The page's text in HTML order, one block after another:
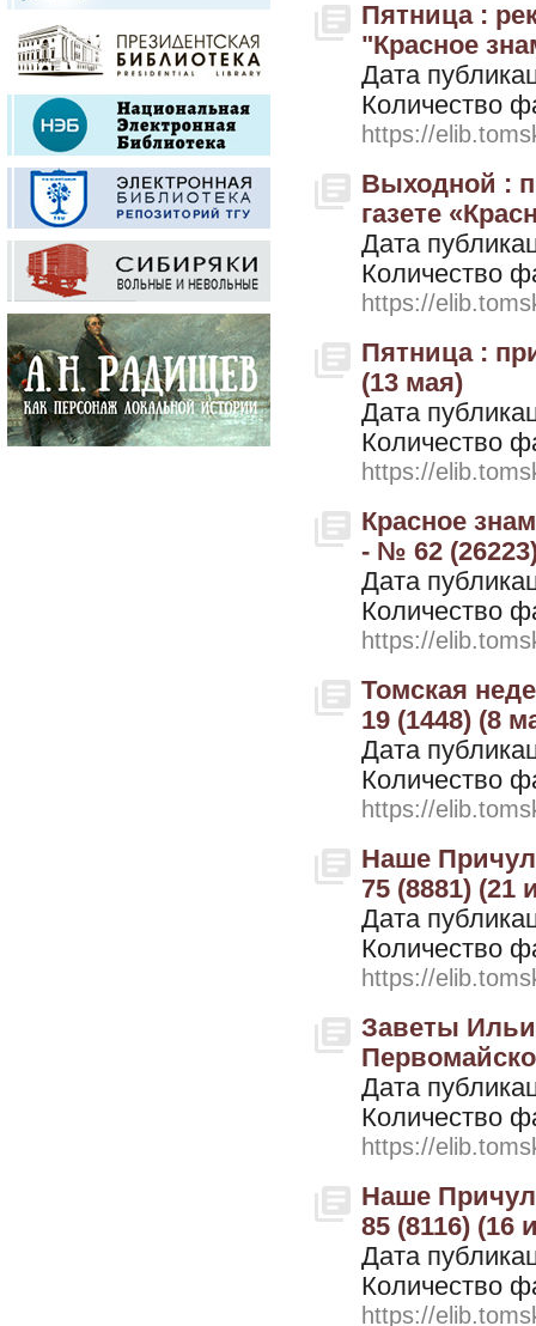
Пятница :
"Красное
Дата
Количество
https://
Выходной :
газете
Дата
Количество
https://
Пятница :
(13 мая)
Дата
Количество
https://
Красное
- № 62
Дата
Количество
https://
Томская
19 (1448) (8
Дата
Количество
https://
Наше
75 (8881) (21
Дата
Количество
https://
Заветы
Дата
Количество
https://
Наше
85 (8116) (16
Дата
Количество
https://